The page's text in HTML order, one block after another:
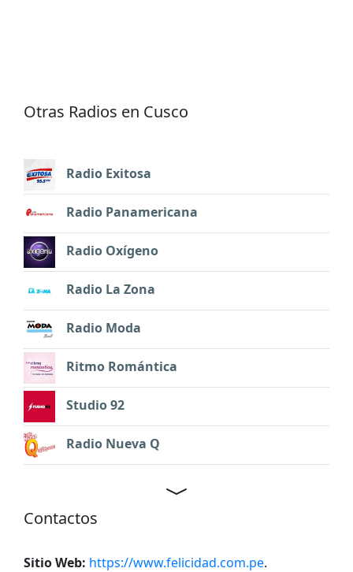
Otras Radios en Cusco
Radio Exitosa
Radio Panamericana
Radio Oxígeno
Radio La Zona
Radio Moda
Ritmo Romántica
Studio 92
Radio Nueva Q
Contactos
Sitio Web: https://www.felicidad.com.pe.